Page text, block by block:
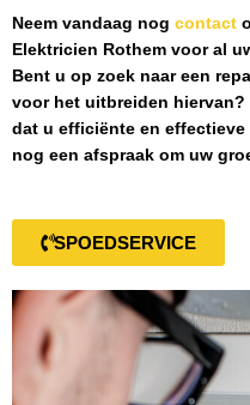
Neem vandaag nog contact
Elektricien Rothem voor al
Bent u op zoek naar een
voor het uitbreiden
dat u efficiënte en
nog een afspraak om uw
SPOEDSERVICE